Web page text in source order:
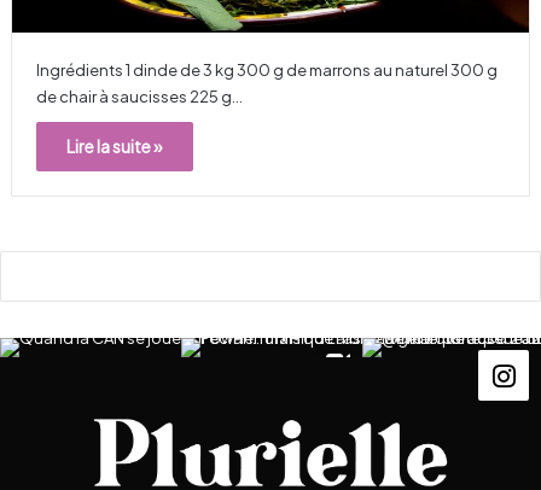
Ingrédients 1 dinde de 3 kg 300 g de marrons au naturel 300 g
de chair à saucisses 225 g…
Lire la suite »